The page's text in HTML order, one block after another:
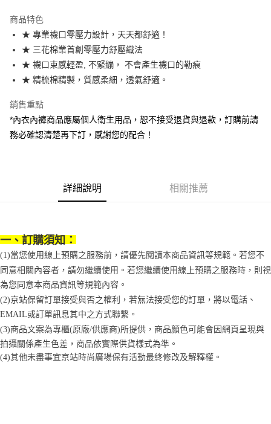
Google Pay
全盈+PAY
大哥付你分期
相關說明
1.本服務由台灣大哥大提供，台灣大哥大用戶可立即使用無須另外申請。
2.付款方式選擇「大哥付你分期」，訂單成立後會自動跳轉到大哥付的交易
流程，驗證手機門號後，選擇欲分期的期數、繳款截止日，確認付款後即完
成交易。
法說明評估內容。
帳／街口支付／iPASS MONEY」等通路繳費。
【注意事項】
1.本服務係由「台灣大哥大股份有限公司」（以下簡稱本公司）所提供，讓
用戶於交易時，得透過本服務購買商品或服務，並由商店將買賣／分期付款
買賣價金債權讓與本公司後，依約使用本公司帳單繳交帳款。
2.基於同意付款使用「大哥付你分期」之契約關係目的，商店將以您的個人
資料（包含姓名、電話或地址）提供予台灣大哥大進項蒐集、處理及利用，
由本公司與您本人進行分期帳單所需資料之確認、核對及更正。
AFTEE先享後付
相關說明
【關於「AFTEE先享後付」】
３．安心：先確認商品／服務後，再付款。
結帳頁面，進行簡訊認證並確認金額後，即可完成結帳。
２．訂單成立數日內，您將收到繳費通知簡訊。
３．收到繳費通知簡訊後14天內，點擊此簡訊中的連結，可透過四大超商／
ATM／網路銀行／等多元方式進行付款，方視為交易完成。
※ 請注意：結帳手續完成當下不需立刻繳費，但若您需要取消訂單，請聯絡
購買商品的店家。未經商家同意取消之訂單仍視為有效，需透過AFTEE先享
後付繳納相關費用。
※ 交易是否成功請以「AFTEE先享後付 」之結帳頁面顯示為準，若有關於
是否繳費成功／繳費後需取消欲退款等相關疑問，請聯繫「AFTEE先享後付
客戶支援中心」https://netprotections.freshdesk.com/support/home
【注意事項】
１．透過由恩沛科技股份有限公司提供之「AFTEE先享後付」服務完成之交
付款後全家取貨
付款後7-11取貨
每筆NT$70，滿NT$899(含以上)免運費
宅配
每筆NT$100，滿NT$1,000(含以上)免運費
京站台北店客服中心(1F星巴克旁) 即日起不提供京站紙袋，取件時
請自備購物袋，若需購買紙袋可現場詢問
免運費
商品特色
★ 專業襪口零壓力設計，天天都舒適！
★ 三花棉業首創零壓力舒壓織法
★ 襪口束感輕盈, 不緊繃， 不會產生襪口的勒痕
★ 精梳棉精製，質感柔細，透氣舒適。
銷售重點
*內衣內褲商品應屬個人衛生用品，恕不接受退貨與退款，訂購前請
務必確認清楚再下訂，感謝您的配合！
詳細說明 相關推薦
一、訂購須知：
(1)當您使用線上預購之服務前，請優先閱讀本商品資訊等規範。若您不
同意相關內容者，請勿繼續使用。若您繼續使用線上預購之服務時，則視
為您同意本商品資訊等規範內容。
(2)京站保留訂單接受與否之權利，若無法接受您的訂單，將以電話、
EMAIL或訂單訊息其中之方式聯繫。
(3)商品文案為專櫃(原廠/供應商)所提供，商品顏色可能會因網頁呈現與
拍攝關係產生色差，商品依實際供貨樣式為準。
(4)其他未盡事宜京站時尚廣場保有活動最終修改及解釋權。